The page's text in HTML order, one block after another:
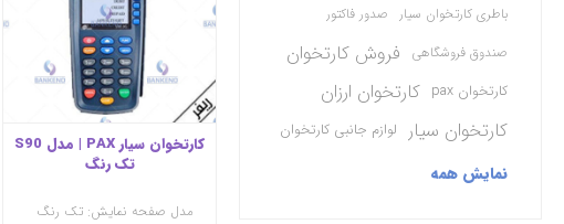
کارتخوان سیار PAX | مدل S90
تک رنگ
مدل صفحه نمایش: تک رنگ
باطری کارتخوان سیار
صدور فاکتور
صندوق فروشگاهی
فروش کارتخوان
کارتخوان pax
کارتخوان ارزان
کارتخوان سیار لوازم جانبی کارتخوان
نمایش همه